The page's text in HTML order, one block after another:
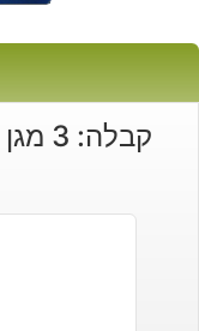
קבלה: 3 מגן דוד מוכסף לתליון ועגילים